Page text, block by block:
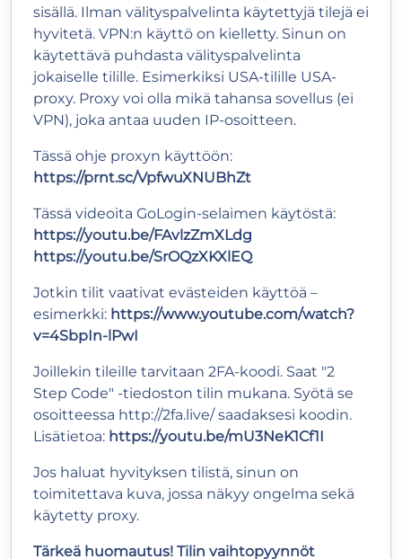
sisällä. Ilman välityspalvelinta käytettyjä tilejä ei
hyvitetä. VPN:n käyttö on kielletty. Sinun on
käytettävä puhdasta välityspalvelinta
jokaiselle tilille. Esimerkiksi USA-tilille USA-
proxy. Proxy voi olla mikä tahansa sovellus (ei
VPN), joka antaa uuden IP-osoitteen.
Tässä ohje proxyn käyttöön:
https://prnt.sc/VpfwuXNUBhZt
Tässä videoita GoLogin-selaimen käytöstä:
https://youtu.be/FAvlzZmXLdg
https://youtu.be/SrOQzXKXlEQ
Jotkin tilit vaativat evästeiden käyttöä –
esimerkki: https://www.youtube.com/watch?
v=4SbpIn-lPwI
Joillekin tileille tarvitaan 2FA-koodi. Saat "2
Step Code" -tiedoston tilin mukana. Syötä se
osoitteessa http://2fa.live/ saadaksesi koodin.
Lisätietoa: https://youtu.be/mU3NeK1Cf1I
Jos haluat hyvityksen tilistä, sinun on
toimitettava kuva, jossa näkyy ongelma sekä
käytetty proxy.
Tärkeä huomautus! Tilin vaihtopyynnöt